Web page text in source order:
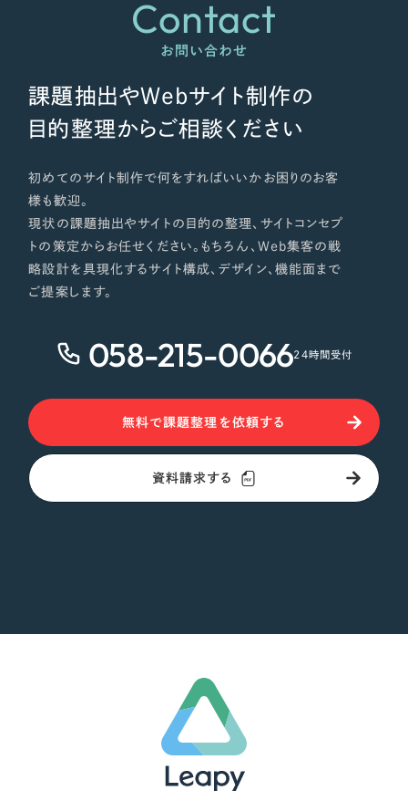
Contact
お問い合わせ
課題抽出やWebサイト制作の
目的整理からご相談ください
初めてのサイト制作で何をすればいいかお困りのお客
様も歓迎。
現状の課題抽出やサイトの目的の整理、サイトコンセプ
トの策定からお任せください。もちろん、Web集客の戦
略設計を具現化するサイト構成、デザイン、機能面まで
ご提案します。
058-215-006624時間受付
無料で課題整理を依頼する
資料請求する